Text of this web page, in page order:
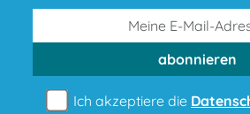
abonnieren
Ich akzeptiere die